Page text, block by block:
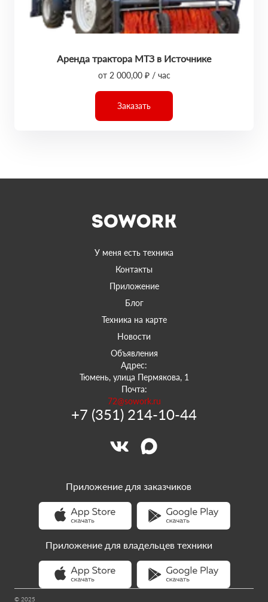
Аренда трактора МТЗ в Источнике
от 2 000,00 ₽ / час
Заказать
У меня есть техника
Контакты
Приложение
Блог
Техника на карте
Новости
Объявления
Адрес:
Тюмень, улица Пермякова, 1
Почта:
72@sowork.ru
+7 (351) 214-10-44
© 2025
Приложение для заказчиков
Приложение для владельцев техники